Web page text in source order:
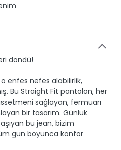
döndü!
enfes nefes alabilirlik,
Bu Straight Fit pantolon, her
sağlayan, fermuarı
bir tasarım. Günlük
bu jean, bizim
gün boyunca konfor